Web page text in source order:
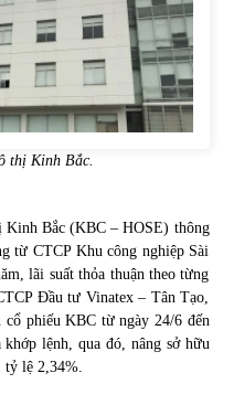
tiếp tục tăng mạnh
5/2022: Top 10 cổ phiếu nổi bật
tử sau ngày thị trường lập kỷ lục
thị Kinh Bắc.
Kinh Bắc (KBC – HOSE) thông
từ CTCP Khu công nghiệp Sài
lãi suất thỏa thuận theo từng
Đầu tư Vinatex – Tân Tạo,
phiếu KBC từ ngày 24/6 đến
lệnh, qua đó, nâng sở hữu
lệ 2,34%.